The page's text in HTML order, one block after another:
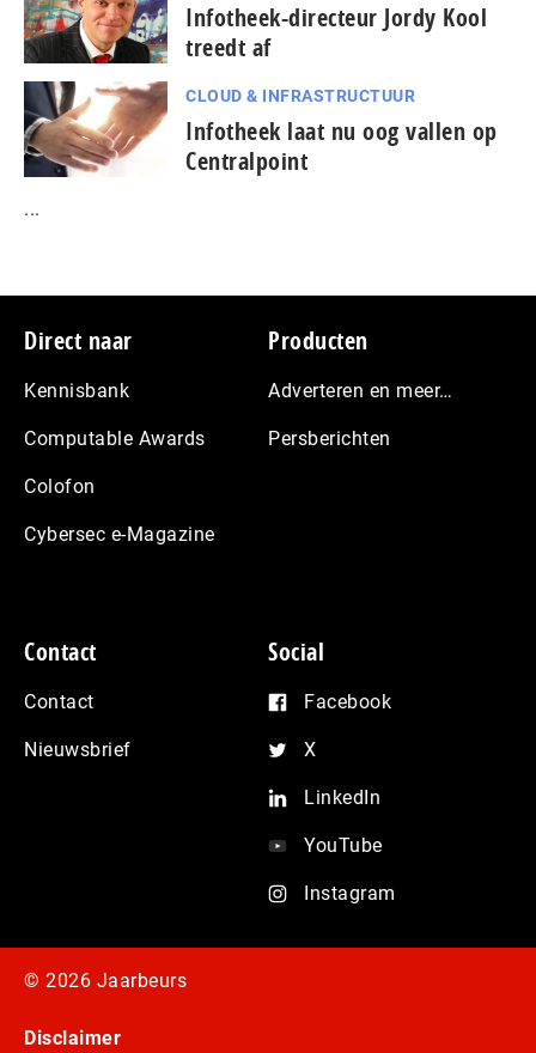
Infotheek-directeur Jordy Kool
treedt af
CLOUD & INFRASTRUCTUUR
Infotheek laat nu oog vallen op
Centralpoint
...
Footer
Direct naar
Kennisbank
Computable Awards
Colofon
Cybersec e-Magazine
Producten
Adverteren en meer…
Persberichten
Contact
Contact
Nieuwsbrief
Social
Facebook
X
LinkedIn
YouTube
Instagram
© 2026 Jaarbeurs
Disclaimer